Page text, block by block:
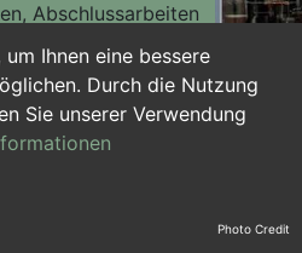
Ihnen eine bessere
Durch die Nutzung
Sie unserer Verwendung
Abschlussarbeiten
Sekretariat
Nebenjobs
duale Ausbildung Photo Credit